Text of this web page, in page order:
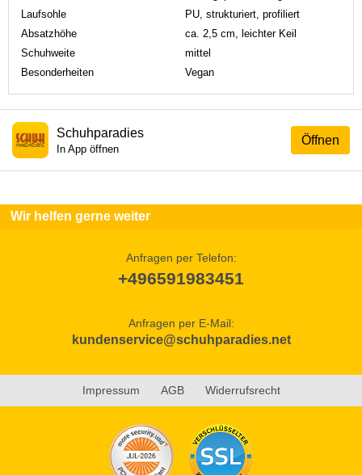
Laufsohle
PU, strukturiert, profiliert
Absatzhöhe
ca. 2,5 cm, leichter Keil
Schuhweite
mittel
Besonderheiten
Vegan
Öffnen
Schuhparadies
In App öffnen
Wir helfen gerne weiter
Anfragen per Telefon:
+496591983451
Anfragen per E-Mail:
kundenservice@schuhparadies.net
Impressum AGB Widerrufsrecht